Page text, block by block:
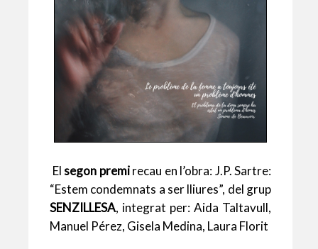
Elsegon premirecau en l’obra: J.P. Sartre:
“Estem condemnats a ser lliures”, del grup
SENZILLESA, integrat per: Aida Taltavull,
Manuel Pérez, Gisela Medina, Laura Florit